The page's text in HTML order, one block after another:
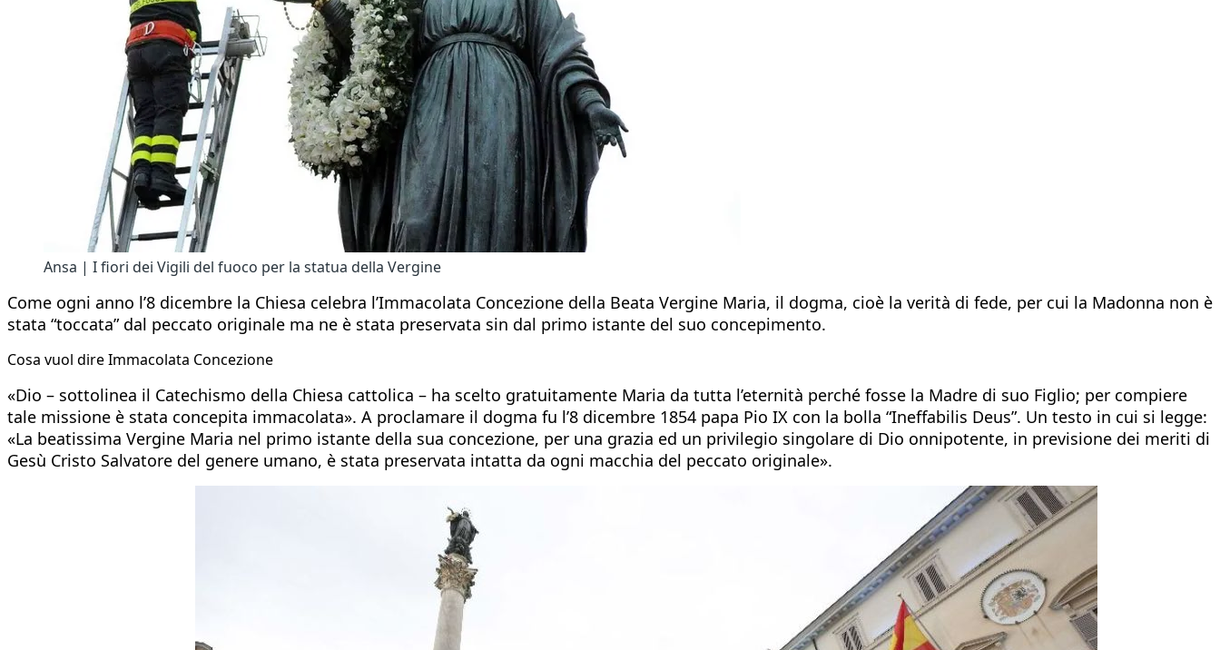
Ansa | I fiori dei Vigili del fuoco per la statua della Vergine
Come ogni anno l’8 dicembre la Chiesa celebra l’Immacolata Concezione della Beata Vergine Maria, il dogma, cioè la verità di fede, per cui la Madonna non è
stata “toccata” dal peccato originale ma ne è stata preservata sin dal primo istante del suo concepimento.
Cosa vuol dire Immacolata Concezione
«Dio – sottolinea il Catechismo della Chiesa cattolica – ha scelto gratuitamente Maria da tutta l’eternità perché fosse la Madre di suo Figlio; per compiere
tale missione è stata concepita immacolata». A proclamare il dogma fu l’8 dicembre 1854 papa Pio IX con la bolla “Ineffabilis Deus”. Un testo in cui si legge:
«La beatissima Vergine Maria nel primo istante della sua concezione, per una grazia ed un privilegio singolare di Dio onnipotente, in previsione dei meriti di
Gesù Cristo Salvatore del genere umano, è stata preservata intatta da ogni macchia del peccato originale».